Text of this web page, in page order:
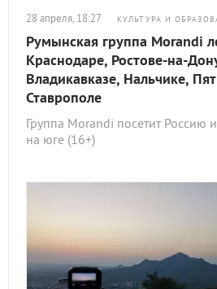
28 апреля, 18:27 КУЛЬТУРА И
Румынская группа Morandi
Краснодаре, Ростове-на-
Владикавказе, Нальчике,
Ставрополе
Группа Morandi посетит Россию
на юге (16+)